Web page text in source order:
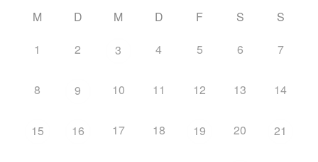
M D M D F S S
1 2 3 4 5 6 7
8 9 10 11 12 13 14
15 16 17 18 19 20 21